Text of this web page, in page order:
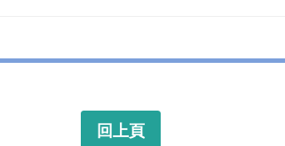
回上頁